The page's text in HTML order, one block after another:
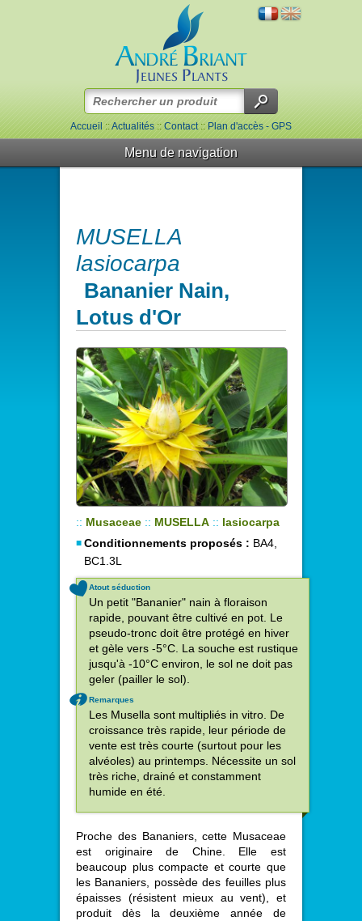
Accueil::Actualités::Contact::Plan d'accès - GPS
Menu de navigation
MUSELLA
lasiocarpa
Bananier Nain,
Lotus d'Or
:: Musaceae :: MUSELLA :: lasiocarpa
Conditionnements proposés : BA4,
BC1.3L
Atout séduction
Un petit "Bananier" nain à floraison
rapide, pouvant être cultivé en pot. Le
pseudo-tronc doit être protégé en hiver
et gèle vers -5°C. La souche est rustique
jusqu'à -10°C environ, le sol ne doit pas
geler (pailler le sol).
Remarques
Les Musella sont multipliés in vitro. De
croissance très rapide, leur période de
vente est très courte (surtout pour les
alvéoles) au printemps. Nécessite un sol
très riche, drainé et constamment
humide en été.
Proche des Bananiers, cette Musaceae
est originaire de Chine. Elle est
beaucoup plus compacte et courte que
les Bananiers, possède des feuilles plus
épaisses (résistent mieux au vent), et
produit dès la deuxième année de